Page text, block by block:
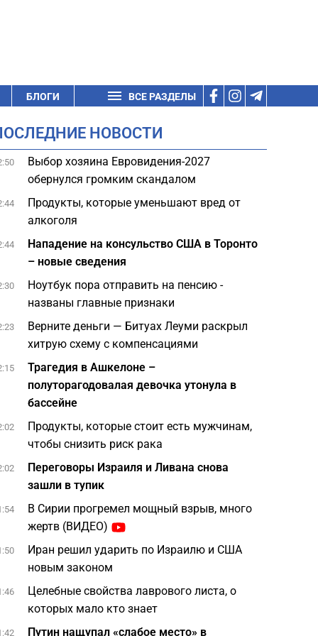
БЛОГИ ВСЕ РАЗДЕЛЫ
НОВОСТИ
Выбор хозяина Евровидения-2027
обернулся громким скандалом
Продукты, которые уменьшают вред от
алкоголя
Нападение на консульство США в Торонто
– новые сведения
Ноутбук пора отправить на пенсию -
названы главные признаки
Верните деньги — Битуах Леуми раскрыл
хитрую схему с компенсациями
Трагедия в Ашкелоне –
полуторагодовалая девочка утонула в
бассейне
Продукты, которые стоит есть мужчинам,
чтобы снизить риск рака
Переговоры Израиля и Ливана снова
зашли в тупик
В Сирии прогремел мощный взрыв, много
жертв (ВИДЕО)
Иран решил ударить по Израилю и США
новым законом
Целебные свойства лаврового листа, о
которых мало кто знает
Путин нащупал «слабое место» в